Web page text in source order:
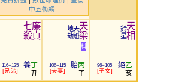
中五術網
廉
貞
七
殺
116~125
兄弟
養丁
丑
天
梁
科
天
魁
地
劫
106~115
夫妻
胎丙
子
天
相
鈴
星
96~105
子女
絕乙
亥